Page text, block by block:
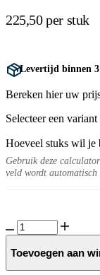
225,50 per stuk
Levertijd binnen
Bereken hier uw
Selecteer een
Hoeveel stuks wil je
Gebruik deze
veld wordt automatisch
Traptrede
Toscana
Basic
Toevoegen aan